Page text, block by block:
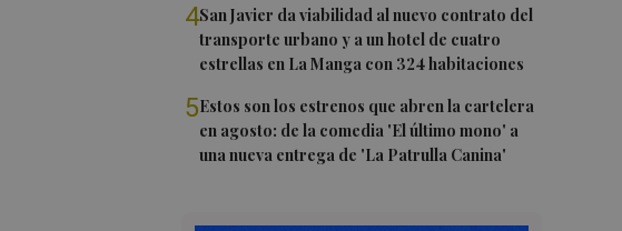
4San Javier da viabilidad al nuevo contrato del
transporte urbano y a un hotel de cuatro
estrellas en La Manga con 324 habitaciones
5Estos son los estrenos que abren la cartelera
en agosto: de la comedia 'El último mono' a
una nueva entrega de 'La Patrulla Canina'